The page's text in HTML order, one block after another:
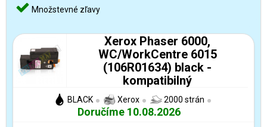
Množstevné zľavy
Xerox Phaser 6000,
WC/WorkCentre 6015
(106R01634) black -
kompatibilný
BLACK Xerox 2000 strán
Doručíme 10.08.2026